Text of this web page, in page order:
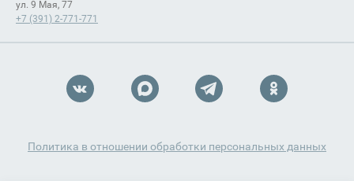
ул. 9 Мая, 77
+7 (391) 2-771-771
Политика в отношении обработки персональных данных